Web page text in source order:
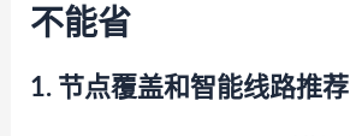
不能省
1. 节点覆盖和智能线路推荐